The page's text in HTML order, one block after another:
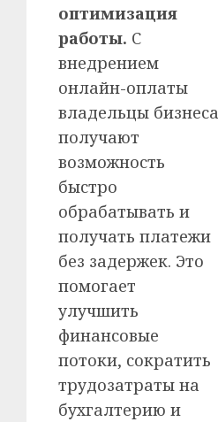
оптимизация
работы. С
внедрением
онлайн-оплаты
владельцы бизнеса
получают
возможность
быстро
обрабатывать и
получать платежи
без задержек. Это
помогает
улучшить
финансовые
потоки, сократить
трудозатраты на
бухгалтерию и